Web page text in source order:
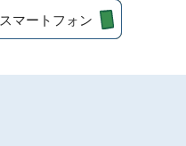
スマートフォン